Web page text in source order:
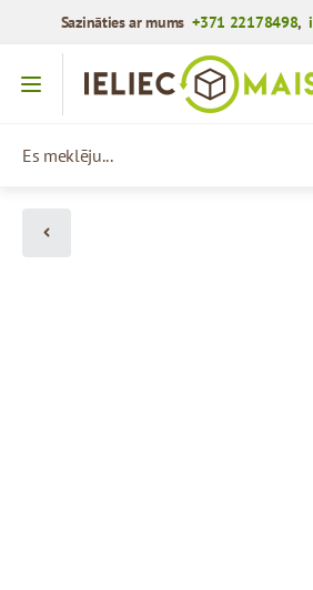
Sazināties ar mums+371 22178498,
Iet uz saturu